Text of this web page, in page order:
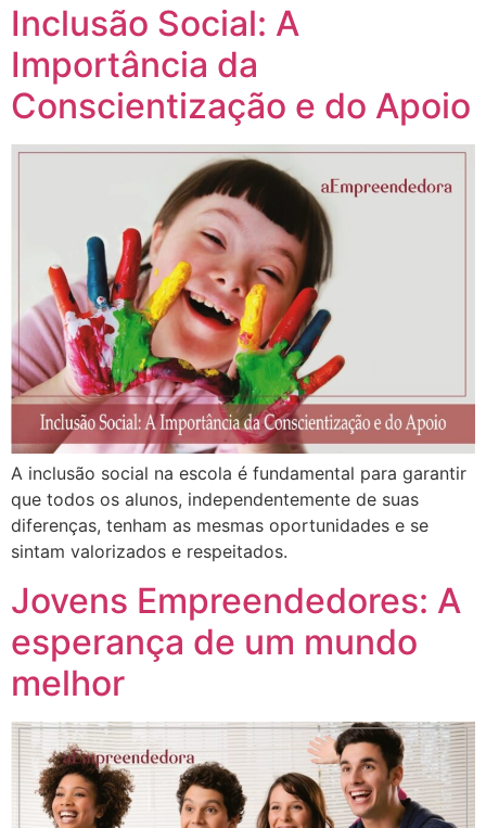
Inclusão Social: A
Importância da
Conscientização e do Apoio
A inclusão social na escola é fundamental para garantir
que todos os alunos, independentemente de suas
diferenças, tenham as mesmas oportunidades e se
sintam valorizados e respeitados.
Jovens Empreendedores: A
esperança de um mundo
melhor